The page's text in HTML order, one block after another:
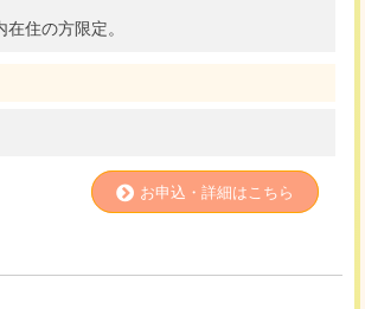
住の方限定。
お申込・詳細はこちら